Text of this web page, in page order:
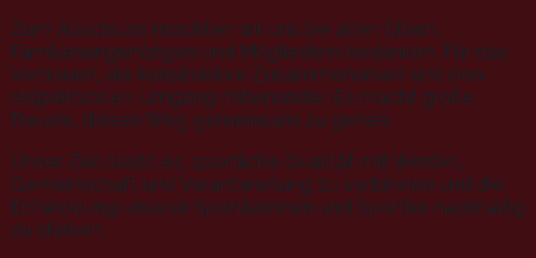
Zum Abschluss möchten wir uns bei allen Eltern,
Familienangehörigen und Mitgliedern bedanken. Für das
Vertrauen, die konstruktive Zusammenarbeit und den
respektvollen Umgang miteinander. Es macht große
Freude, diesen Weg gemeinsam zu gehen.
Unser Ziel bleibt es, sportliche Qualität mit Werten,
Gemeinschaft und Verantwortung zu verbinden und die
Entwicklung unserer Sportlerinnen und Sportler nachhaltig
zu stärken.